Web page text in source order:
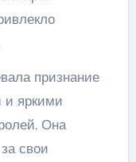
признание
и яркими
Она
свои